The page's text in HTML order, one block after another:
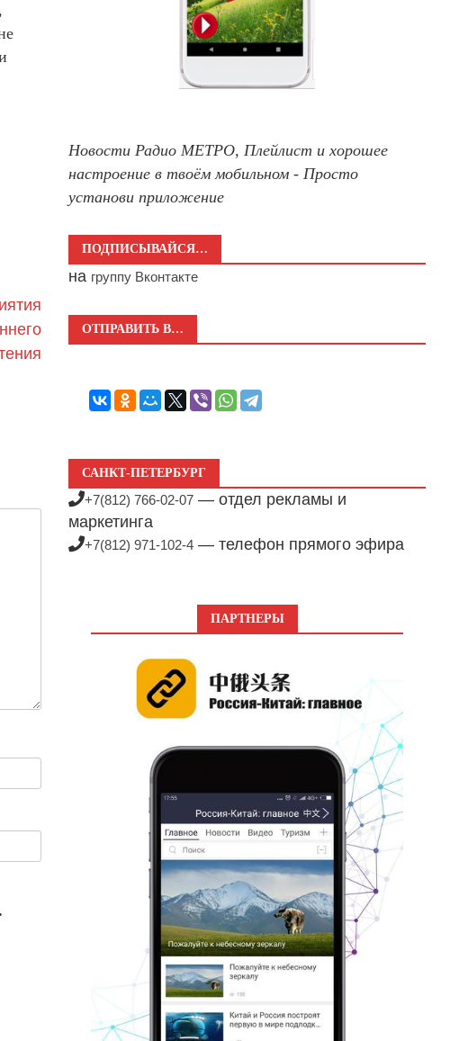
Новости Радио МЕТРО, Плейлист и хорошее
настроение в твоём мобильном - Просто
установи приложение
ПОДПИСЫВАЙСЯ…
на группу Вконтакте
ОТПРАВИТЬ В…
САНКТ-ПЕТЕРБУРГ
+7(812) 766-02-07 — отдел рекламы и
маркетинга
+7(812) 971-102-4 — телефон прямого эфира
ПАРТНЕРЫ